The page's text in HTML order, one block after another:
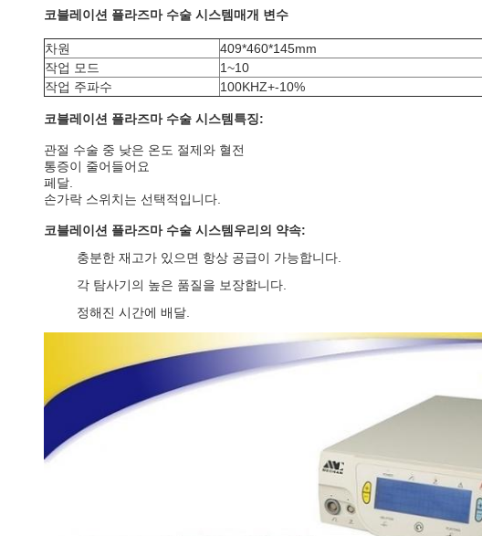
코블레이션 플라즈마 수술 시스템매개 변수
차원
409*460*145mm
작업 모드
1~10
작업 주파수
100KHZ+-10%
코블레이션 플라즈마 수술 시스템 특징:
관절 수술 중 낮은 온도 절제와 혈전
통증이 줄어들어요
페달.
손가락 스위치는 선택적입니다.
코블레이션 플라즈마 수술 시스템 우리의 약속:
충분한 재고가 있으면 항상 공급이 가능합니다.
각 탐사기의 높은 품질을 보장합니다.
정해진 시간에 배달.